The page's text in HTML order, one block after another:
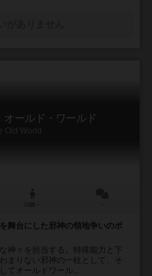
ールド・ワールド
Old World
舞台にした邪神の領地争いのボ
神々を担当する。特殊能力と下
まりない邪神の一柱として、そ
てオールドワール...